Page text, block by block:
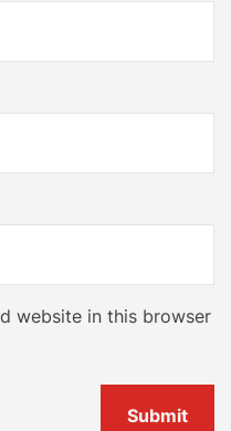
website in this browser